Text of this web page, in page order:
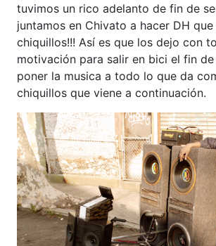
tuvimos un rico adelanto de fin de
juntamos en Chivato a hacer DH
chiquillos!!! Así es que los dejo con
motivación para salir en bici el fin de
poner la musica a todo lo que da
chiquillos que viene a continuación.